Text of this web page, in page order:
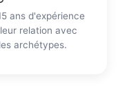
ans d'expérience
relation avec
archétypes.